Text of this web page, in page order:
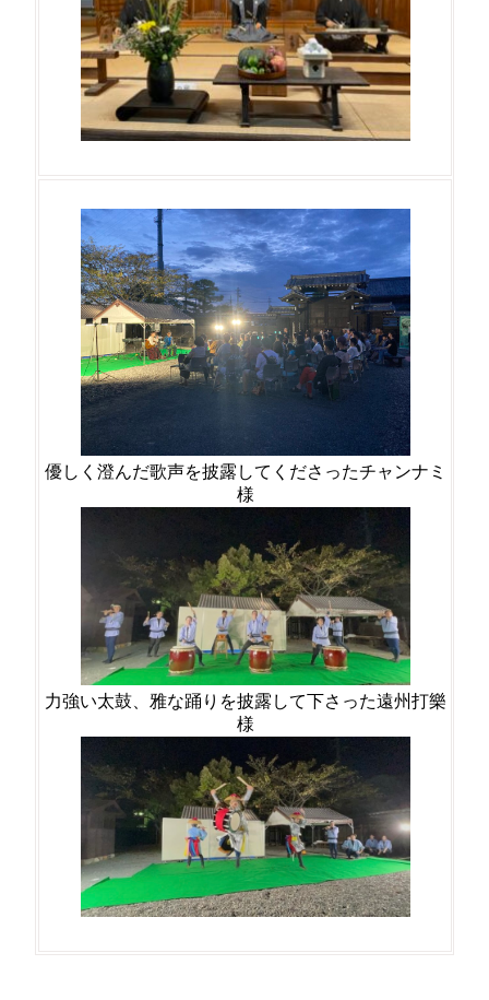
優しく澄んだ歌声を披露してくださったチャンナミ
様
力強い太鼓、雅な踊りを披露して下さった遠州打樂
様